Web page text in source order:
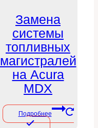
Замена
системы
топливных
магистралей
на Acura
MDX
Подробнее